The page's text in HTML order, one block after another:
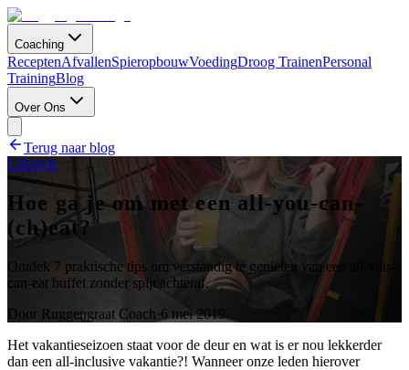
Coaching
ReceptenAfvallenSpieropbouwVoedingDroog TrainenPersonal
TrainingBlog
Over Ons
Terug naar blog
Lifestyle
Hoe ga je om met een all-you-can-
(ch)eat?
Ontdek 7 praktische tips om verstandig te genieten van een all-you-
can-eat buffet zonder spijt achteraf.
Door Ruggengraat Coach·6 mei 2019
Het vakantieseizoen staat voor de deur en wat is er nou lekkerder
dan een all-inclusive vakantie?! Wanneer onze leden hierover